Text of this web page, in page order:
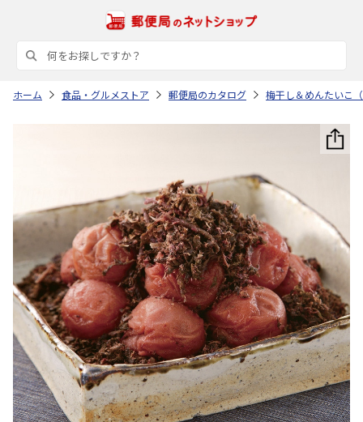
ホーム 食品・グルメストア 郵便局のカタログ 梅干し＆めんたいこ